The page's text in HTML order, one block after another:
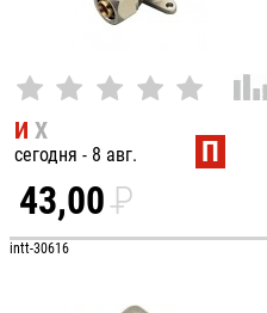
И Х
сегодня - 8 авг. П
43,00P
УБ.
intt-30616